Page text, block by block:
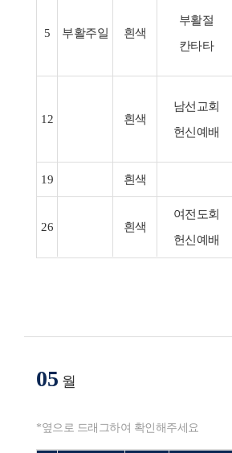
5 부활주일 흰색
부활절
칸타타
12 흰색
남선교회
헌신예배
19 흰색
26 흰색
여전도회
헌신예배
05 월
*옆으로 드래그하여 확인해주세요